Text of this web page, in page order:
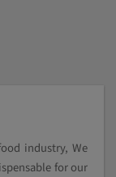
industry, We
for our